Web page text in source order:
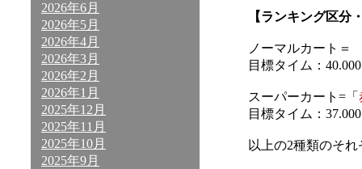
2026年6月
2026年5月
2026年4月
2026年3月
2026年2月
2026年1月
2025年12月
2025年11月
2025年10月
2025年9月
【ランキング区分
ノーマルカート＝
目標タイム：
スーパーカート=「
目標タイム：
以上の2種類のそ